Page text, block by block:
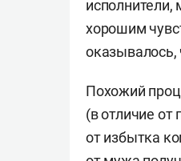
исполнители,
хорошим
Похожий
(в отличие
от избытка